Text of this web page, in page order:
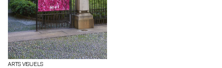
de deux interventions
artistiques par année. A
l’occasion du vernissage le
mercredi 21 juin 2017 à 18h,
un prix lui sera également remis
ainsi qu’à Anouk Tschanz, qui
exposera ses œuvres dès
novembre.
ARTS VISUELS